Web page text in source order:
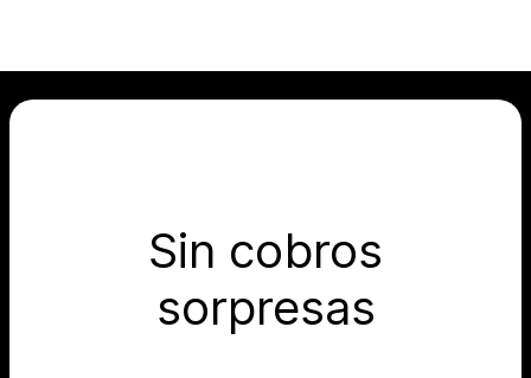
Sin cobros
sorpresas